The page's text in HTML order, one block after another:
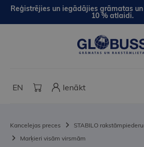
Reģistrējies un iegādājies grāmatas
10 % atlaidi.
EN Ienākt
Kancelejas preces
STABILO
Marķieri visām virsmām